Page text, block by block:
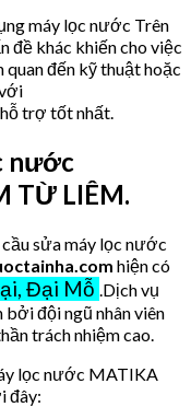
máy lọc nước Trên
đề khác khiến cho việc
đến kỹ thuật hoặc
trợ tốt nhất.
nước
TỪ LIÊM.
sửa máy lọc nước
hiện có
Đại Mỗ .Dịch vụ
đội ngũ nhân viên
trách nhiệm cao.
lọc nước MATIKA
đây: